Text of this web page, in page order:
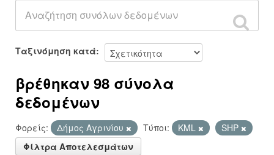
Ταξινόμηση κατά
βρέθηκαν 98 σύνολα
δεδομένων
Φορείς: Δήμος Αγρινίου Τύποι: KML
SHP
Φίλτρα Αποτελεσμάτων